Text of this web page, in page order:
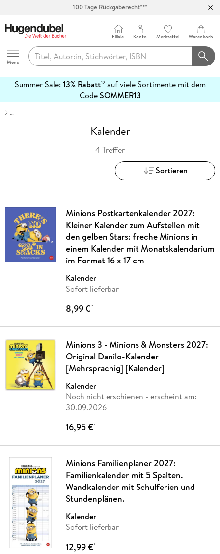
100 Tage Rückgaberecht***
Hugendubel
Menu
Filiale Konto Merkzettel Warenkorb
Summer Sale: 13% Rabatt12auf viele Sortimente mit dem
CodeSOMMER13
erfahren
…
Kalender
4 Treffer
Sortieren
Minions Postkartenkalender 2027:
Kleiner Kalender zum Aufstellen mit
den gelben Stars: freche Minions in
einem Kalender mit Monatskalendarium
im Format 16 x 17 cm
Kalender
Sofort lieferbar
8,99 €*
Minions 3 - Minions & Monsters 2027:
Original Danilo-Kalender
[Mehrsprachig] [Kalender]
Kalender
Noch nicht erschienen - erscheint am:
30.09.2026
16,95 €*
Minions Familienplaner 2027:
Familienkalender mit 5 Spalten.
Wandkalender mit Schulferien und
Stundenplänen.
Kalender
Sofort lieferbar
12,99 €*